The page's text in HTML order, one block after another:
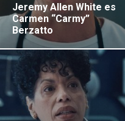
Jeremy Allen White es
Carmen “Carmy”
Berzatto